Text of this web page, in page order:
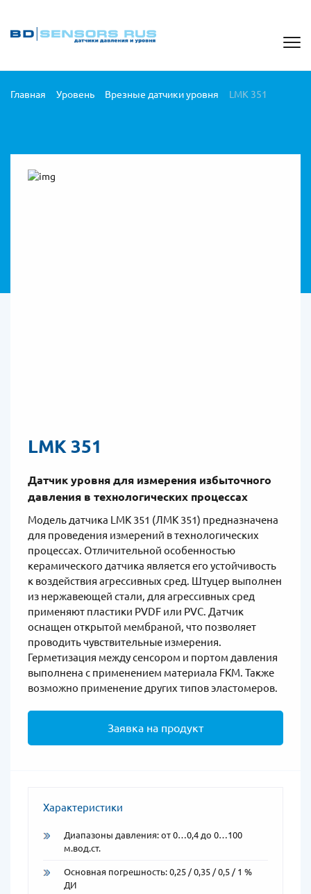
Главная Уровень Врезные датчики уровня LMK 351
LMK 351
Датчик уровня для измерения избыточного
давления в технологических процессах
Модель датчика LMK 351 (ЛМК 351) предназначена
для проведения измерений в технологических
процессах. Отличительной особенностью
керамического датчика является его устойчивость
к воздействия агрессивных сред. Штуцер выполнен
из нержавеющей стали, для агрессивных сред
применяют пластики PVDF или PVC. Датчик
оснащен открытой мембраной, что позволяет
проводить чувствительные измерения.
Герметизация между сенсором и портом давления
выполнена с применением материала FKM. Также
возможно применение других типов эластомеров.
Заявка на продукт
Характеристики
Диапазоны давления: от 0…0,4 до 0…100
м.вод.ст.
Основная погрешность: 0,25 / 0,35 / 0,5 / 1 %
ДИ